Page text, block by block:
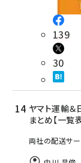
139
30
ヤマト運輸
まとめ【一覧
両社の配送サ